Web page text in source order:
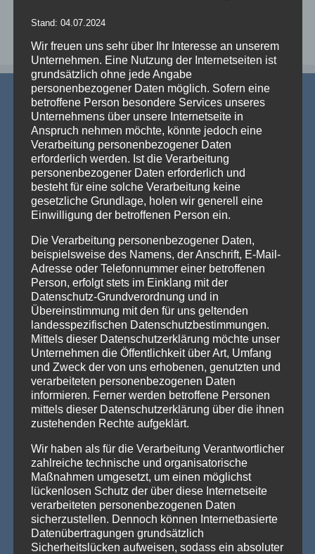
AKTUELLE NEWS
💡 Messehallen sind riesig, die Decken extrem hoch
– Wenn die Technik verschwindet und die Marken
Traversenhussen: Die elegante Lösung für technische Konstruktionen
Wer hier einen [...]Weiterlesen »
Vom Gentlemen’s Club zum Eventhighlight – wie
GALACTICA den Chesterfield-Look neu erfindet
Die Stehtischhusse GALACTICA im Chesterfield Style bringt
den ikonischen Gentlemen’s-Club-Charme [...]Weiterlesen »
Wenn eine ganze Stadt im Halloween-Fieber ist…
Willkommen in Arnstadt! Zum 25. Mal verwandelt sich
Arnstadt zur [...]Weiterlesen »
Stand: 04.07.2024
Wir freuen uns sehr über Ihr Interesse an unserem
Unternehmen. Eine Nutzung der Internetseiten ist
grundsätzlich ohne jede Angabe
personenbezogener Daten möglich. Sofern eine
betroffene Person besondere Services unseres
Unternehmens über unsere Internetseite in
Anspruch nehmen möchte, könnte jedoch eine
Verarbeitung personenbezogener Daten
erforderlich werden. Ist die Verarbeitung
personenbezogener Daten erforderlich und
besteht für eine solche Verarbeitung keine
gesetzliche Grundlage, holen wir generell eine
Einwilligung der betroffenen Person ein.
Die Verarbeitung personenbezogener Daten,
beispielsweise des Namens, der Anschrift, E-Mail-
Adresse oder Telefonnummer einer betroffenen
Person, erfolgt stets im Einklang mit der
Datenschutz-Grundverordnung und in
Übereinstimmung mit den für uns geltenden
landesspezifischen Datenschutzbestimmungen.
Mittels dieser Datenschutzerklärung möchte unser
Unternehmen die Öffentlichkeit über Art, Umfang
und Zweck der von uns erhobenen, genutzten und
verarbeiteten personenbezogenen Daten
informieren. Ferner werden betroffene Personen
mittels dieser Datenschutzerklärung über die ihnen
zustehenden Rechte aufgeklärt.
Wir haben als für die Verarbeitung Verantwortlicher
zahlreiche technische und organisatorische
Maßnahmen umgesetzt, um einen möglichst
lückenlosen Schutz der über diese Internetseite
verarbeiteten personenbezogenen Daten
sicherzustellen. Dennoch können Internetbasierte
Datenübertragungen grundsätzlich
Sicherheitslücken aufweisen, sodass ein absoluter